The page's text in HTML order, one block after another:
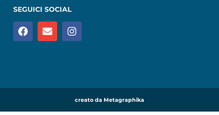
SEGUICI SOCIAL
creato da Metagraphika